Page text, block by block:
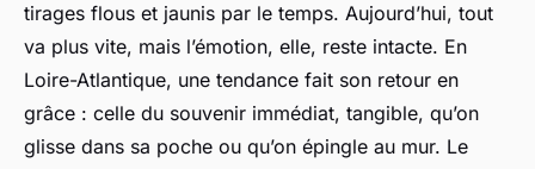
tirages flous et jaunis par le temps. Aujourd’hui, tout
va plus vite, mais l’émotion, elle, reste intacte. En
Loire-Atlantique, une tendance fait son retour en
grâce : celle du souvenir immédiat, tangible, qu’on
glisse dans sa poche ou qu’on épingle au mur. Le